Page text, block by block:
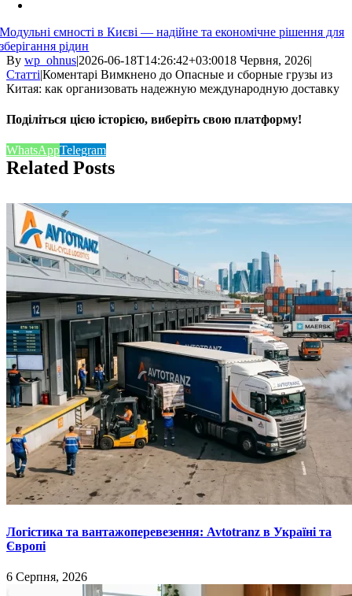
Модульні ємності в Києві — надійне та економічне рішення для
зберігання рідин
By wp_ohnus|2026-06-18T14:26:42+03:0018 Червня, 2026|
Статті|Коментарі Вимкнено до Опасные и сборные грузы из
Китая: как организовать надежную международную доставку
Поділіться цією історією, виберіть свою платформу!
WhatsAppTelegram
Related Posts
Логістика та вантажоперевезення: Avtotranz в Україні та
Європі
6 Серпня, 2026